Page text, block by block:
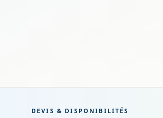
DEVIS & DISPONIBILITÉS